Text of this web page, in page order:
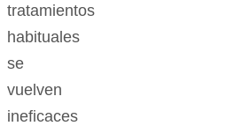
tratamientos
habituales
se
vuelven
ineficaces